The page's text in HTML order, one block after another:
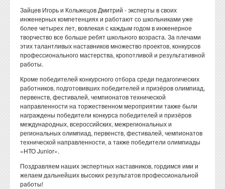
Зайцев Игорь и Кольжецов Дмитрий - эксперты в своих
инженерных компетенциях и работают со школьниками уже
более четырех лет, вовлекая с каждым годом в инженерное
творчество все больше ребят школьного возраста. За плечами
этих талантливых наставников множество проектов, конкурсов
профессионального мастерства, кропотливой и результативной
работы.
Кроме победителей конкурсного отбора среди педагогических
работников, подготовивших победителей и призёров олимпиад,
первенств, фестивалей, чемпионатов технической
направленности на торжественном мероприятии также были
награждены победители конкурса победителей и призёров
международных, всероссийских, межрегиональных и
региональных олимпиад, первенств, фестивалей, чемпионатов
технической направленности, а также победители олимпиады
«НТО Junior».
Поздравляем наших экспертных наставников, гордимся ими и
желаем дальнейших высоких результатов профессиональной
работы!